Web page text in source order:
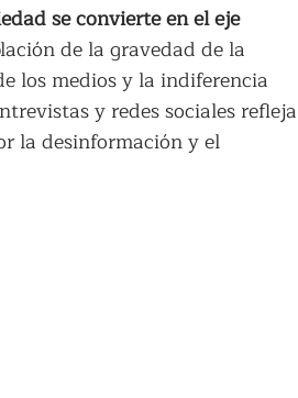
se convierte en el eje
de la gravedad de la
los medios y la indiferencia
y redes sociales refleja
la desinformación y el